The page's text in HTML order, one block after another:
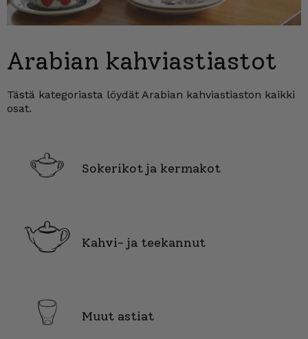
Arabian kahviastiastot
Tästä kategoriasta löydät Arabian kahviastiaston kaikki
osat.
Sokerikot ja kermakot
Kahvi- ja teekannut
Muut astiat